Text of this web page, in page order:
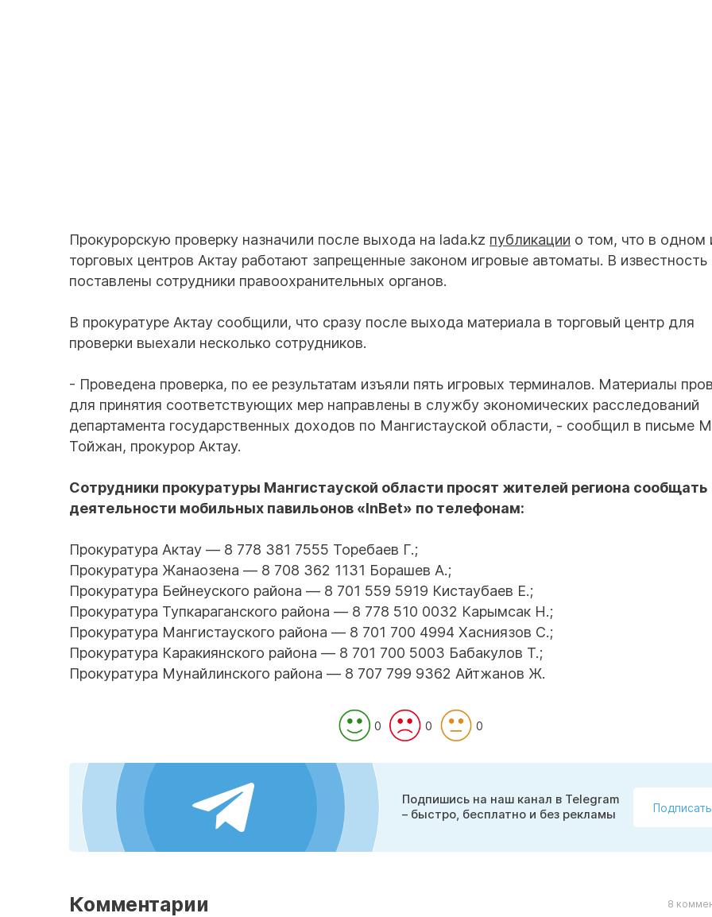
Прокурорскую проверку назначили после выхода на lada.kz публикации о том, что в одном
торговых центров Актау работают запрещенные законом игровые автоматы. В
поставлены сотрудники правоохранительных органов.
В прокуратуре Актау сообщили, что сразу после выхода материала в торговый центр для
проверки выехали несколько сотрудников.
- Проведена проверка, по ее результатам изъяли пять игровых терминалов. Материалы
для принятия соответствующих мер направлены в службу экономических расследований
департамента государственных доходов по Мангистауской области, - сообщил в письме
Тойжан, прокурор Актау.
Сотрудники прокуратуры Мангистауской области просят жителей региона сообщать
деятельности мобильных павильонов «InBet» по телефонам:
Прокуратура Актау — 8 778 381 7555 Торебаев Г.;
Прокуратура Жанаозена — 8 708 362 1131 Борашев А.;
Прокуратура Бейнеуского района — 8 701 559 5919 Кистаубаев Е.;
Прокуратура Тупкараганского района — 8 778 510 0032 Карымсак Н.;
Прокуратура Мангистауского района — 8 701 700 4994 Хасниязов С.;
Прокуратура Каракиянского района — 8 701 700 5003 Бабакулов Т.;
Прокуратура Мунайлинского района — 8 707 799 9362 Айтжанов Ж.
0 0 0
Подпишись на наш канал в Telegram
– быстро, бесплатно и без рекламы
Комментарии 8